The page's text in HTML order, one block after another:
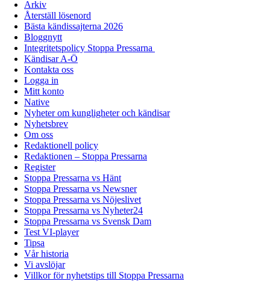
Arkiv
Återställ lösenord
Bästa kändissajterna 2026
Bloggnytt
Integritetspolicy Stoppa Pressarna
Kändisar A-Ö
Kontakta oss
Logga in
Mitt konto
Native
Nyheter om kungligheter och kändisar
Nyhetsbrev
Om oss
Redaktionell policy
Redaktionen – Stoppa Pressarna
Register
Stoppa Pressarna vs Hänt
Stoppa Pressarna vs Newsner
Stoppa Pressarna vs Nöjeslivet
Stoppa Pressarna vs Nyheter24
Stoppa Pressarna vs Svensk Dam
Test VI-player
Tipsa
Vår historia
Vi avslöjar
Villkor för nyhetstips till Stoppa Pressarna